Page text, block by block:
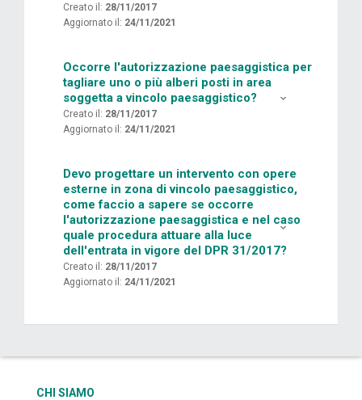
Creato il: 28/11/2017
Aggiornato il: 24/11/2021
Occorre l'autorizzazione paesaggistica per
tagliare uno o più alberi posti in area
soggetta a vincolo paesaggistico?
Creato il: 28/11/2017
Aggiornato il: 24/11/2021
Devo progettare un intervento con opere
esterne in zona di vincolo paesaggistico,
come faccio a sapere se occorre
l'autorizzazione paesaggistica e nel caso
quale procedura attuare alla luce
dell'entrata in vigore del DPR 31/2017?
Creato il: 28/11/2017
Aggiornato il: 24/11/2021
CHI SIAMO